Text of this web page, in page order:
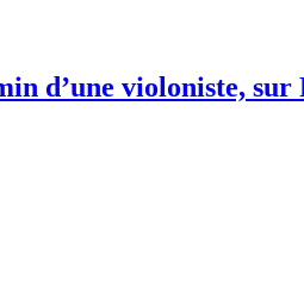
d’une violoniste,